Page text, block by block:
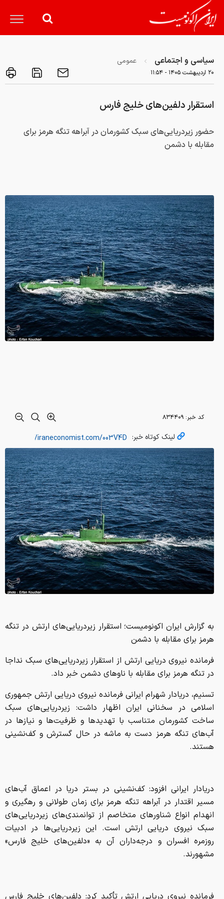
سیاسی و اجتماعی عمومی
۲۰ ارديبهشت ۱۴۰۵ - ۱۱:۵۴
استقرار دلفین‌های خلیج فارس
حضور زیردریایی‌های سبک کشورمان در آبراهه تنگه هرمز برای
مقابله با دشمن‌
کد خبر: ۸۳۴۴۰۹
لینک کوتاه خبر:
به گزارش ایران اکونومیست؛ استقرار زیردریایی‌‌های ارتش در تنگه
هرمز برای مقابله با دشمن
فرمانده نیروی دریایی ارتش از استقرار زیردریایی‌های سبک نداجا
در تنگه هرمز برای مقابله با ناوهای دشمن خبر داد.
تسنیم،‌ دریادار شهرام ایرانی فرمانده نیروی دریایی ارتش جمهوری
اسلامی در سخنانی ایران اظهار داشت: زیردریایی‌های سبک
ساخت کشورمان متناسب با تهدید‌ها و ظرفیت‌ها و نیاز‌ها در
آب‌های تنگه هرمز دست به ماشه در حال گسترش و کف‌نشینی
هستند.
دریادار ایرانی افزود: کف‌نشینی در بستر دریا در اعماق آب‌های
مسیر اقتدار در آبراهه تنگه هرمز برای زمان طولانی و رهگیری و
انهدام انواع شناور‌های متخاصم از توانمندی‌های زیردریایی‌های
سبک نیروی دریایی ارتش است. این زیردریایی‌ها در ادبیات
روزمره افسران و درجه‌داران آن به «دلفین‌های خلیج فارس»
مشهورند.
فرمانده نیروی دریایی ارتش تأکید کرد: دلفین‌های خلیج فارس